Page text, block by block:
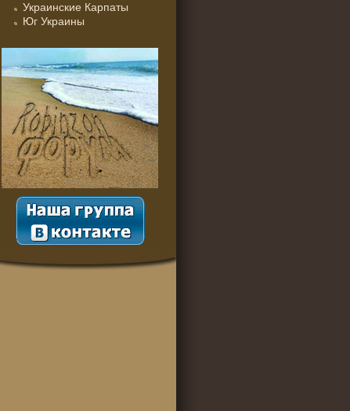
Украинские Карпаты
Юг Украины